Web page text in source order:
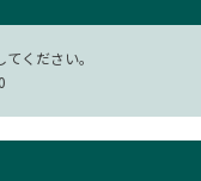
ください。